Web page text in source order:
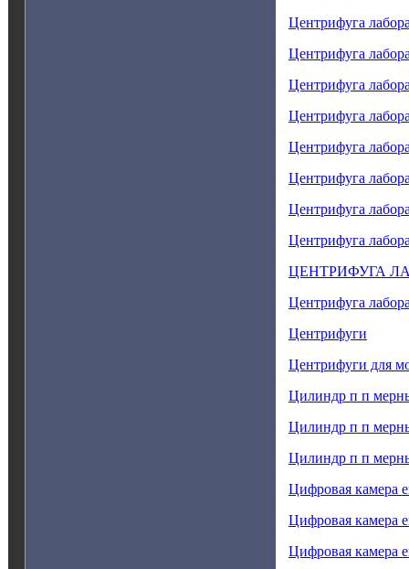
Центрифуга
Центрифуга
Центрифуга
Центрифуга
Центрифуга
Центрифуга
Центрифуга
Центрифуга
ЦЕНТРИФУГА
Центрифуга
Центрифуги
Центрифуги для
Цилиндр п п
Цилиндр п п
Цилиндр п п
Цифровая камера
Цифровая камера
Цифровая камера